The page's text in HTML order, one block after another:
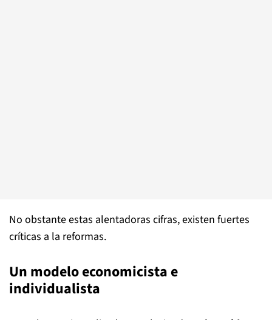
No obstante estas alentadoras cifras, existen fuertes
críticas a la reformas.
Un modelo economicista e
individualista